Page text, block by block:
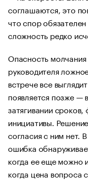
соглашаются, это
что спор
сложность редко
Опасность
руководителя
встрече все
появляется позже —
затягивании
инициативы.
согласия с ним нет.
ошибка
когда ее еще можно
когда цена вопроса